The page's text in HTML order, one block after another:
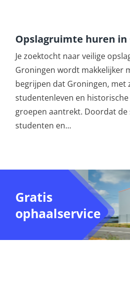
Opslagruimte huren in
Je zoektocht naar veilige
Groningen wordt makkelijker
begrijpen dat Groningen, met
studentenleven en
groepen aantrekt. Doordat
studenten en...
Gratis
ophaalservice